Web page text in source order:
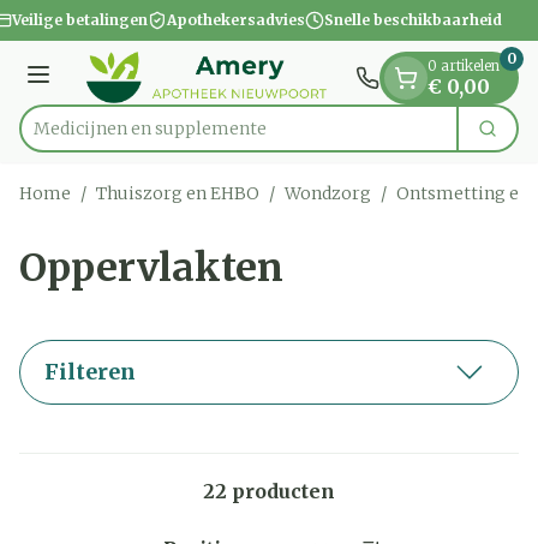
Ga naar de inhoud
1 van 1
Veilige betalingen Apothekersadvies Snelle beschikbaarheid
Menu
Product, merk, categorie...
Medicijn Zoek
0 artikelen
€ 0,00
0
Home / Thuiszorg en EHBO / Wondzorg / Ontsmetting en
Oppervlakten
Filteren
22 producten